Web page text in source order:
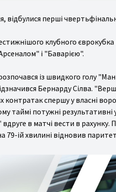
відбулися перші
клубного єврокубка
і "Баварією".
із швидкого голу "Ман
Бернарду Сілва.
контратак спершу у власні
таймі потужні
в матчі вести в
79-ій хвилині відновив паритет